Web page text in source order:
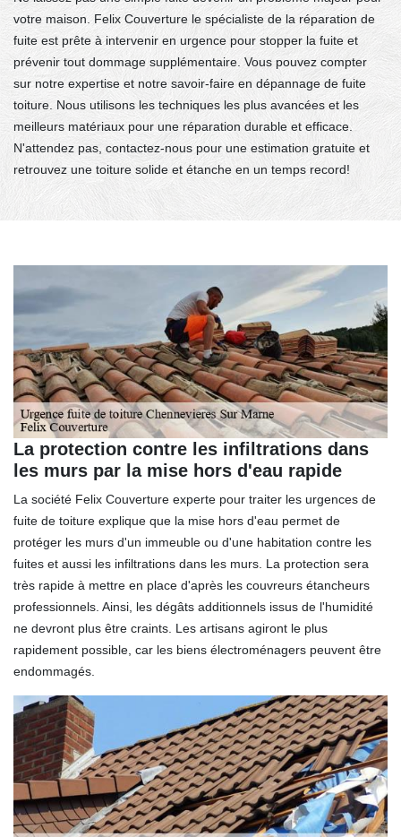
votre maison. Felix Couverture le spécialiste de la réparation de
fuite est prête à intervenir en urgence pour stopper la fuite et
prévenir tout dommage supplémentaire. Vous pouvez compter
sur notre expertise et notre savoir-faire en dépannage de fuite
toiture. Nous utilisons les techniques les plus avancées et les
meilleurs matériaux pour une réparation durable et efficace.
N'attendez pas, contactez-nous pour une estimation gratuite et
retrouvez une toiture solide et étanche en un temps record!
La protection contre les infiltrations dans
les murs par la mise hors d'eau rapide
La société Felix Couverture experte pour traiter les urgences de
fuite de toiture explique que la mise hors d'eau permet de
protéger les murs d'un immeuble ou d'une habitation contre les
fuites et aussi les infiltrations dans les murs. La protection sera
très rapide à mettre en place d'après les couvreurs étancheurs
professionnels. Ainsi, les dégâts additionnels issus de l'humidité
ne devront plus être craints. Les artisans agiront le plus
rapidement possible, car les biens électroménagers peuvent être
endommagés.